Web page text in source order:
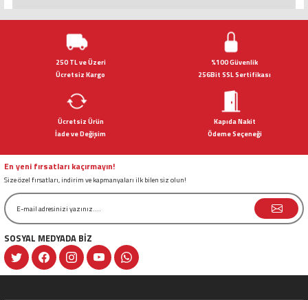
yetersiz gördüğünüz noktaları öneri formunu kullanarak tarafımıza
Görüş ve önerileriniz için teşekkür ederiz.
Ürün açıklamasında eksik bilgiler bulunuyor.
Ürün bilgilerinde hatalar bulunuyor.
Bu ürüne benzer farklı alternatifler olmalı.
250 TL ve Üzeri
Ücretsiz Kargo
%100 Güvenlik
256Bit SSL Sertifikası
Ücretsiz Ürün
İade ve Değişim
Kapıda Nakit
Ödeme Seçeneği
En yeni fırsatları kaçırmayın!
Size özel fırsatları, indirim ve kapmanyaları ilk bilen siz olun!
SOSYAL MEDYADA BİZ